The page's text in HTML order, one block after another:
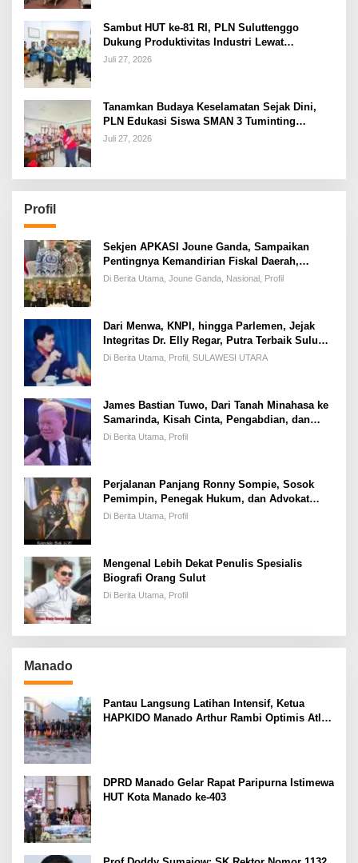
Sambut HUT ke-81 RI, PLN Suluttenggo
Dukung Produktivitas Industri Lewat
Penambahan Daya PT J Resources Bolaang
Juli 27, 2026
Tanamkan Budaya Keselamatan Sejak Dini,
PLN Edukasi Siswa SMAN 3 Tuminting
Manado Soal Bahaya Listrik
Juli 27, 2026
Profil
Sekjen APKASI Joune Ganda, Sampaikan
Pentingnya Kemandirian Fiskal Daerah,
Dihadapan Pimpinan DPR-RI
Di Berita Utama, Joune Ganda, Nasional, Profil
Dari Menwa, KNPI, hingga Parlemen, Jejak
Integritas Dr. Elly Regar, Putra Terbaik Suluun
yang Disegani Lintas Generasi
Di Berita Utama, Profil, SULAWESI UTARA
James Bastian Tuwo, Dari Tanah Minahasa ke
Samarinda, Kisah Cinta, Pengabdian, dan
Kesuksesan
Di Berita Utama, Profil
Perjalanan Panjang Ronny Sompie, Sosok
Pemimpin, Penegak Hukum, dan Advokat
Keadilan
Di Berita Utama, Profil
Mengenal Lebih Dekat Penulis Spesialis
Biografi Orang Sulut
Di Berita Utama, Profil
Manado
Pantau Langsung Latihan Intensif, Ketua
HAPKIDO Manado Arthur Rambi Optimis Atlet
DPRD Manado Gelar Rapat Paripurna Istimewa
HUT Kota Manado ke-403